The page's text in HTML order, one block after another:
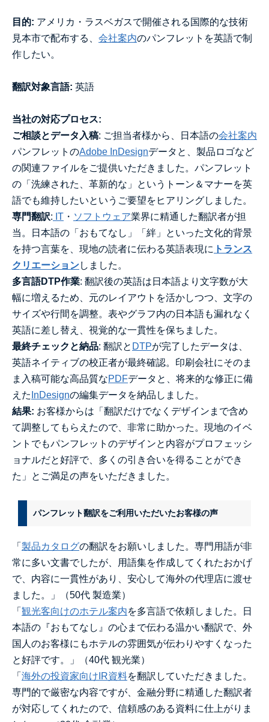
目的: アメリカ・ラスベガスで開催される国際的な技術
見本市で配布する、 会社案内のパンフレットを英語で制
作したい。
翻訳対象言語: 英語
当社の対応プロセス:
ご相談とデータ入稿: ご担当者様から、日本語の会社案内
パンフレットのAdobe InDesignデータと、製品ロゴなど
の関連ファイルをご提供いただきました。パンフレット
の「洗練された、革新的な」というトーン＆マナーを英
語でも維持したいというご要望をヒアリングしました。
専門翻訳: IT ・ ソフトウェア業界に精通した翻訳者が担
当。日本語の「おもてなし」「絆」といった文化的背景
を持つ言葉を、現地の読者に伝わる英語表現に トランス
クリエーションしました。
多言語DTP作業: 翻訳後の英語は日本語より文字数が大
幅に増えるため、元のレイアウトを活かしつつ、文字の
サイズや行間を調整。表やグラフ内の日本語も漏れなく
英語に差し替え、視覚的な一貫性を保ちました。
最終チェックと納品: 翻訳と DTPが完了したデータは、
英語ネイティブの校正者が最終確認。印刷会社にそのま
ま入稿可能な高品質なPDFデータと、将来的な修正に備
えた InDesignの編集データを納品しました。
結果: お客様からは「翻訳だけでなくデザインまで含め
て調整してもらえたので、非常に助かった。現地のイベ
ントでもパンフレットのデザインと内容がプロフェッシ
ョナルだと好評で、多くの引き合いを得ることができ
た」とご満足の声をいただきました。
パンフレット翻訳をご利用いただいたお客様の声
「 製品カタログの翻訳をお願いしました。専門用語が非
常に多い文書でしたが、用語集を作成してくれたおかげ
で、内容に一貫性があり、安心して海外の代理店に渡せ
ました。」（50代 製造業）
「 観光客向けのホテル案内を多言語で依頼しました。日
本語の『おもてなし』の心まで伝わる温かい翻訳で、外
国人のお客様にもホテルの雰囲気が伝わりやすくなった
と好評です。」（40代 観光業）
「 海外の投資家向けIR資料を翻訳していただきました。
専門的で厳密な内容ですが、金融分野に精通した翻訳者
が対応してくれたので、信頼感のある資料に仕上がりま